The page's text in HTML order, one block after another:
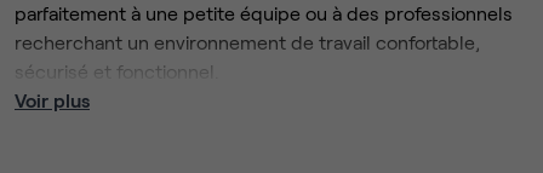
parfaitement à une petite équipe ou à des professionnels
recherchant un environnement de travail confortable,
sécurisé et fonctionnel.
Voir plus